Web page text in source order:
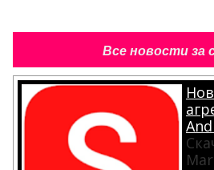
Все новости за